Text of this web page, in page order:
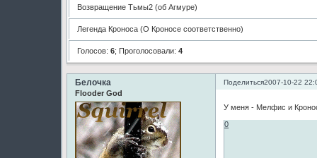
Возвращение Тьмы2 (об Агмуре)
Легенда Кроноса (О Кроносе соответственно)
Голосов:6; Проголосовали:4
Поделиться2007-10-22
Белочка
Flooder God
У меня - Мелфис и
0